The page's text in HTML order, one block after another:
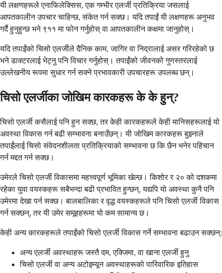
यी लक्षणहरूले एनाफिलेक्सिस, एक गम्भीर एलर्जी प्रतिक्रिया जसलाई
आपतकालीन उपचार चाहिन्छ, संकेत गर्न सक्छ। यदि तपाईं यी लक्षणहरू अनुभव
गर्दै हुनुहुन्छ भने ९११ मा फोन गर्नुहोस् वा आपतकालीन कक्षमा जानुहोस्।
यदि तपाईंको चिसो एलर्जीले दैनिक काम, जागिर वा निद्रालाई असर गरिरहेको छ
भने डाक्टरलाई भेट्नु पनि विचार गर्नुहोस्। तपाईंको जीवनको गुणस्तरलाई
उल्लेखनीय रूपमा सुधार गर्न सक्ने प्रभावकारी उपचारहरू उपलब्ध छन्।
चिसो एलर्जीका जोखिम कारकहरू के के हुन्?
चिसो एलर्जी कसैलाई पनि हुन सक्छ, तर केही कारकहरूले केही मानिसहरूलाई यो
अवस्था विकास गर्न बढी सम्भावना बनाउँछन्। यी जोखिम कारकहरू बुझ्नाले
तपाईंलाई चिसो संवेदनशीलता प्रतिक्रियाको सम्भावना छ कि छैन भनेर पहिचान
गर्न मद्दत गर्न सक्छ।
उमेरले चिसो एलर्जी विकासमा महत्त्वपूर्ण भूमिका खेल्छ। किशोर र २० को दशकमा
रहेका युवा वयस्कहरू सबैभन्दा बढी प्रभावित हुन्छन्, यद्यपि यो अवस्था कुनै पनि
उमेरमा देखा पर्न सक्छ। बालबालिका र वृद्ध वयस्कहरूले पनि चिसो एलर्जी विकास
गर्न सक्छन्, तर यी उमेर समूहहरूमा यो कम सामान्य छ।
केही अन्य कारकहरूले तपाईंको चिसो एलर्जी विकास गर्ने सम्भावना बढाउन सक्छन्:
अन्य एलर्जी अवस्थाहरू जस्तै दम, एक्जिमा, वा खाना एलर्जी हुनु
चिसो एलर्जी वा अन्य अटोइम्यून अवस्थाहरूको पारिवारिक इतिहास